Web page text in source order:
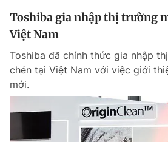
Toshiba gia nhập thị trường
Việt Nam
Toshiba đã chính thức gia nhập
chén tại Việt Nam với việc giới
mới.